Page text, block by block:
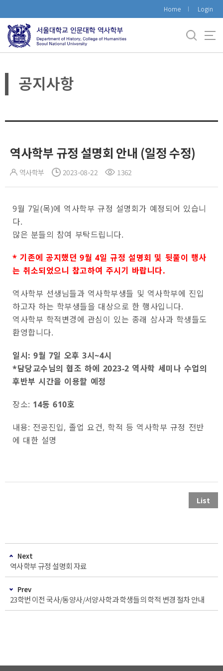
로
메
Home Login
공지사항
역사학부 규정 설명회 안내 (일정 수정)
역사학부 2023-08-22 1362
9월 7일(목)에 역사학부 규정 설명회가 예정되어 있습니
다.
많은 분들의 참여 부탁드립니다.
* 기존에 공지했던 9월 4일 규정 설명회 및 뒷풀이 행사
는 취소되었으니 참고하여 주시기 바랍니다.
역사학부 선생님들과 역사학부생들 및 역사학부에 진입
하고자 하는 학부생들을 대상으로 한 행사입니다.
역사학부 학적변경에 관심이 있는 종래 삼사과 학생들도
환영합니다.
일시: 9월 7일 오후 3시~4시
*담당교수님의 협조 하에 2023-2 역사학 세미나 수업의
후반부 시간을 이용할 예정
장소: 14동 610호
내용: 전공진입, 졸업 요건, 학적 등 역사학부 규정 전반
에 대한 설명
List
Next
역사학부 규정 설명회 자료
Prev
23학번 이전 국사/동양사/서양사학과 학생들의 학적 변경 절차 안내